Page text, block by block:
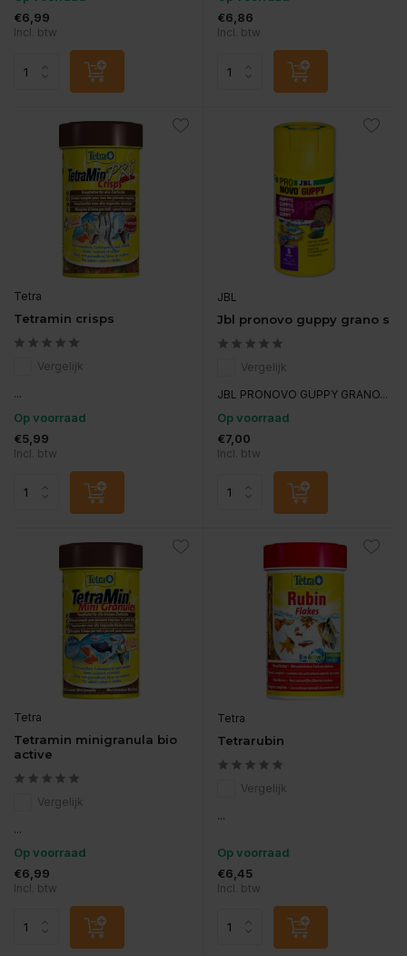
€6,99
Incl. btw
€6,86
Incl. btw
Tetra
Tetramin crisps
Vergelijk
...
Op voorraad
€5,99
Incl. btw
JBL
Jbl pronovo guppy grano s
Vergelijk
JBL PRONOVO GUPPY GRANO...
Op voorraad
€7,00
Incl. btw
Tetra
Tetramin minigranula bio
active
Vergelijk
...
Op voorraad
€6,99
Incl. btw
Tetra
Tetrarubin
Vergelijk
...
Op voorraad
€6,45
Incl. btw